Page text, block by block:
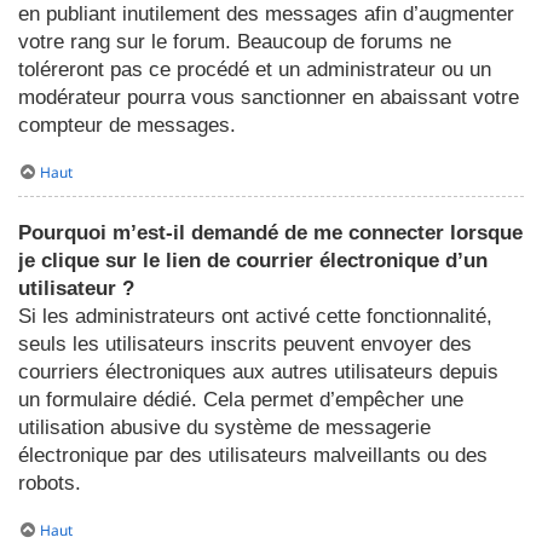
en publiant inutilement des messages afin d’augmenter
votre rang sur le forum. Beaucoup de forums ne
toléreront pas ce procédé et un administrateur ou un
modérateur pourra vous sanctionner en abaissant votre
compteur de messages.
Haut
Pourquoi m’est-il demandé de me connecter lorsque
je clique sur le lien de courrier électronique d’un
utilisateur ?
Si les administrateurs ont activé cette fonctionnalité,
seuls les utilisateurs inscrits peuvent envoyer des
courriers électroniques aux autres utilisateurs depuis
un formulaire dédié. Cela permet d’empêcher une
utilisation abusive du système de messagerie
électronique par des utilisateurs malveillants ou des
robots.
Haut